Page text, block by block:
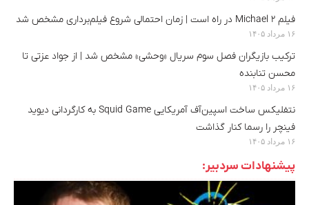
فیلم Michael 2 در راه است | زمان احتمالی شروع فیلم‌برداری مشخص شد
۱۶ مرداد ۱۴۰۵
ترکیب بازیگران فصل سوم سریال «وحشی» مشخص شد | از جواد عزتی تا
محسن تنابنده
۱۶ مرداد ۱۴۰۵
نتفلیکس ساخت اسپین‌آف آمریکایی Squid Game به کارگردانی دیوید
فینچر را رسما کنار گذاشت
۱۶ مرداد ۱۴۰۵
پیشنهادات سردبیر: